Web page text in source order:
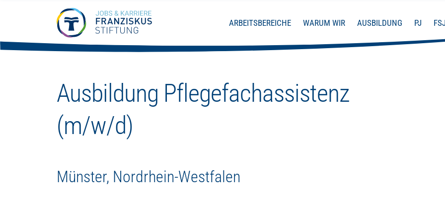
Zum Hauptinhalt springen
ARBEITSBEREICHE WARUM WIR AUSBILDUNG PJ
Hier zählt dein Tun:
Ausbildung Pflegefachassistenz
(m/w/d)
Münster, Nordrhein-Westfalen